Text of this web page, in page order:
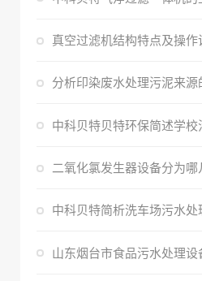
真空过滤机结构特点及操作